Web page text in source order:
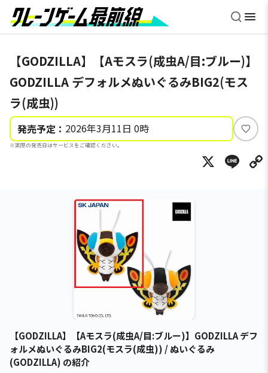
【GODZILLA】【Aモスラ(成虫A/目:ブルー)】
GODZILLA デフォルメぬいぐるみBIG2(モス
ラ(成虫))
発売予定： 2026年3月11日 0時
※実際の発売日はサービスをご確認ください。
い
ね
X
【GODZILLA】【Aモスラ(成虫A/目:ブルー)】GODZILLA デフ
ォルメぬいぐるみBIG2(モスラ(成虫)) / ぬいぐるみ
(GODZILLA) の紹介